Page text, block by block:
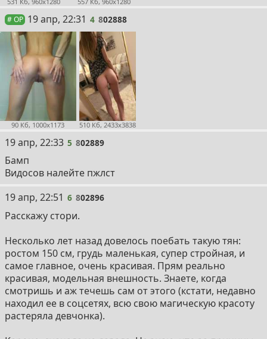
# OP 4
19 апр, 22:31 4 802888
90 Кб, 1000x1173 510 Кб, 2433x3838
5
19 апр, 22:33 5 802889
Бамп
Видосов налейте пжлст
6
19 апр, 22:51 6 802896
Расскажу стори.
Несколько лет назад довелось поебать такую тян:
ростом 150 см, грудь маленькая, супер стройная, и
самое главное, очень красивая. Прям реально
красивая, модельная внешность. Знаете, когда
смотришь и аж течешь сам от этого (кстати, недавно
находил ее в соцсетях, всю свою магическую красоту
растеряла девчонка).